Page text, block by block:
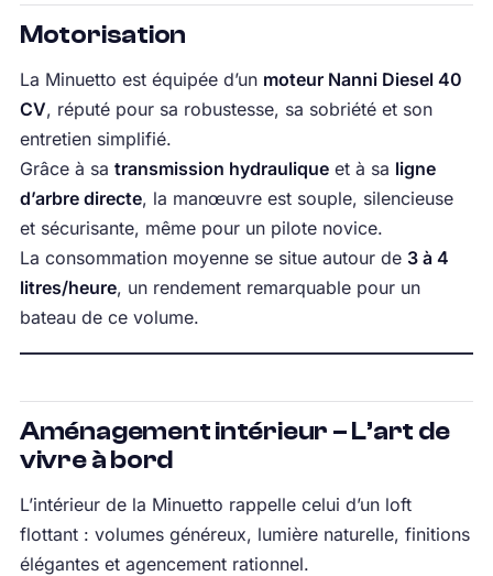
Motorisation
La Minuetto est équipée d’un moteur Nanni Diesel 40
CV, réputé pour sa robustesse, sa sobriété et son
entretien simplifié.
Grâce à sa transmission hydrauliqueet à sa ligne
d’arbre directe, la manœuvre est souple, silencieuse
et sécurisante, même pour un pilote novice.
La consommation moyenne se situe autour de 3 à 4
litres/heure, un rendement remarquable pour un
bateau de ce volume.
Aménagement intérieur – L’art de
vivre à bord
L’intérieur de la Minuetto rappelle celui d’un loft
flottant : volumes généreux, lumière naturelle, finitions
élégantes et agencement rationnel.